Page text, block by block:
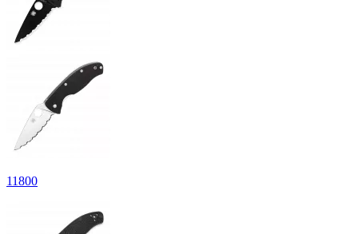
11800